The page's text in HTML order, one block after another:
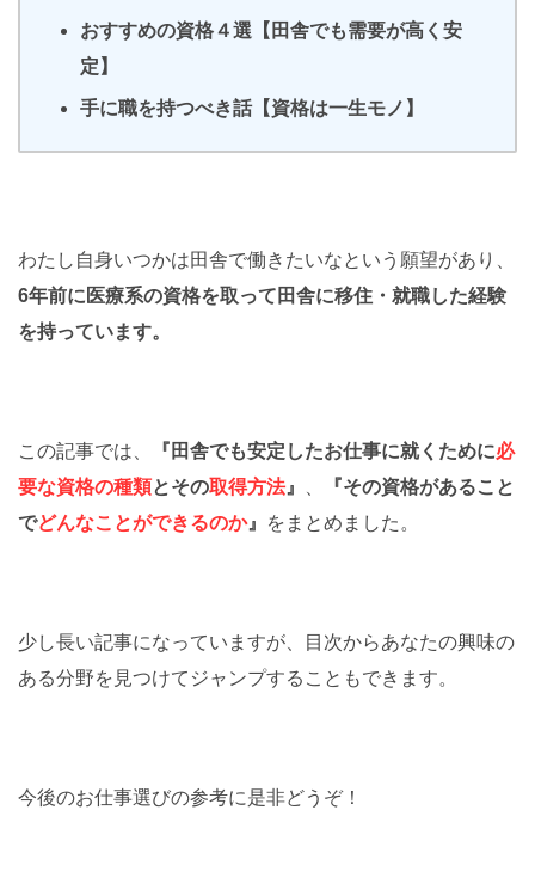
おすすめの資格４選【田舎でも需要が高く安
定】
手に職を持つべき話【資格は一生モノ】
わたし自身いつかは田舎で働きたいなという願望があり、
6年前に医療系の資格を取って田舎に移住・就職した経験
を持っています。
この記事では、 『田舎でも安定したお仕事に就くために必
要な資格の種類とその取得方法』
『その資格があること
でどんなことができるのか』 をまとめました。
少し長い記事になっていますが、目次からあなたの興味の
ある分野を見つけてジャンプすることもできます。
今後のお仕事選びの参考に是非どうぞ！